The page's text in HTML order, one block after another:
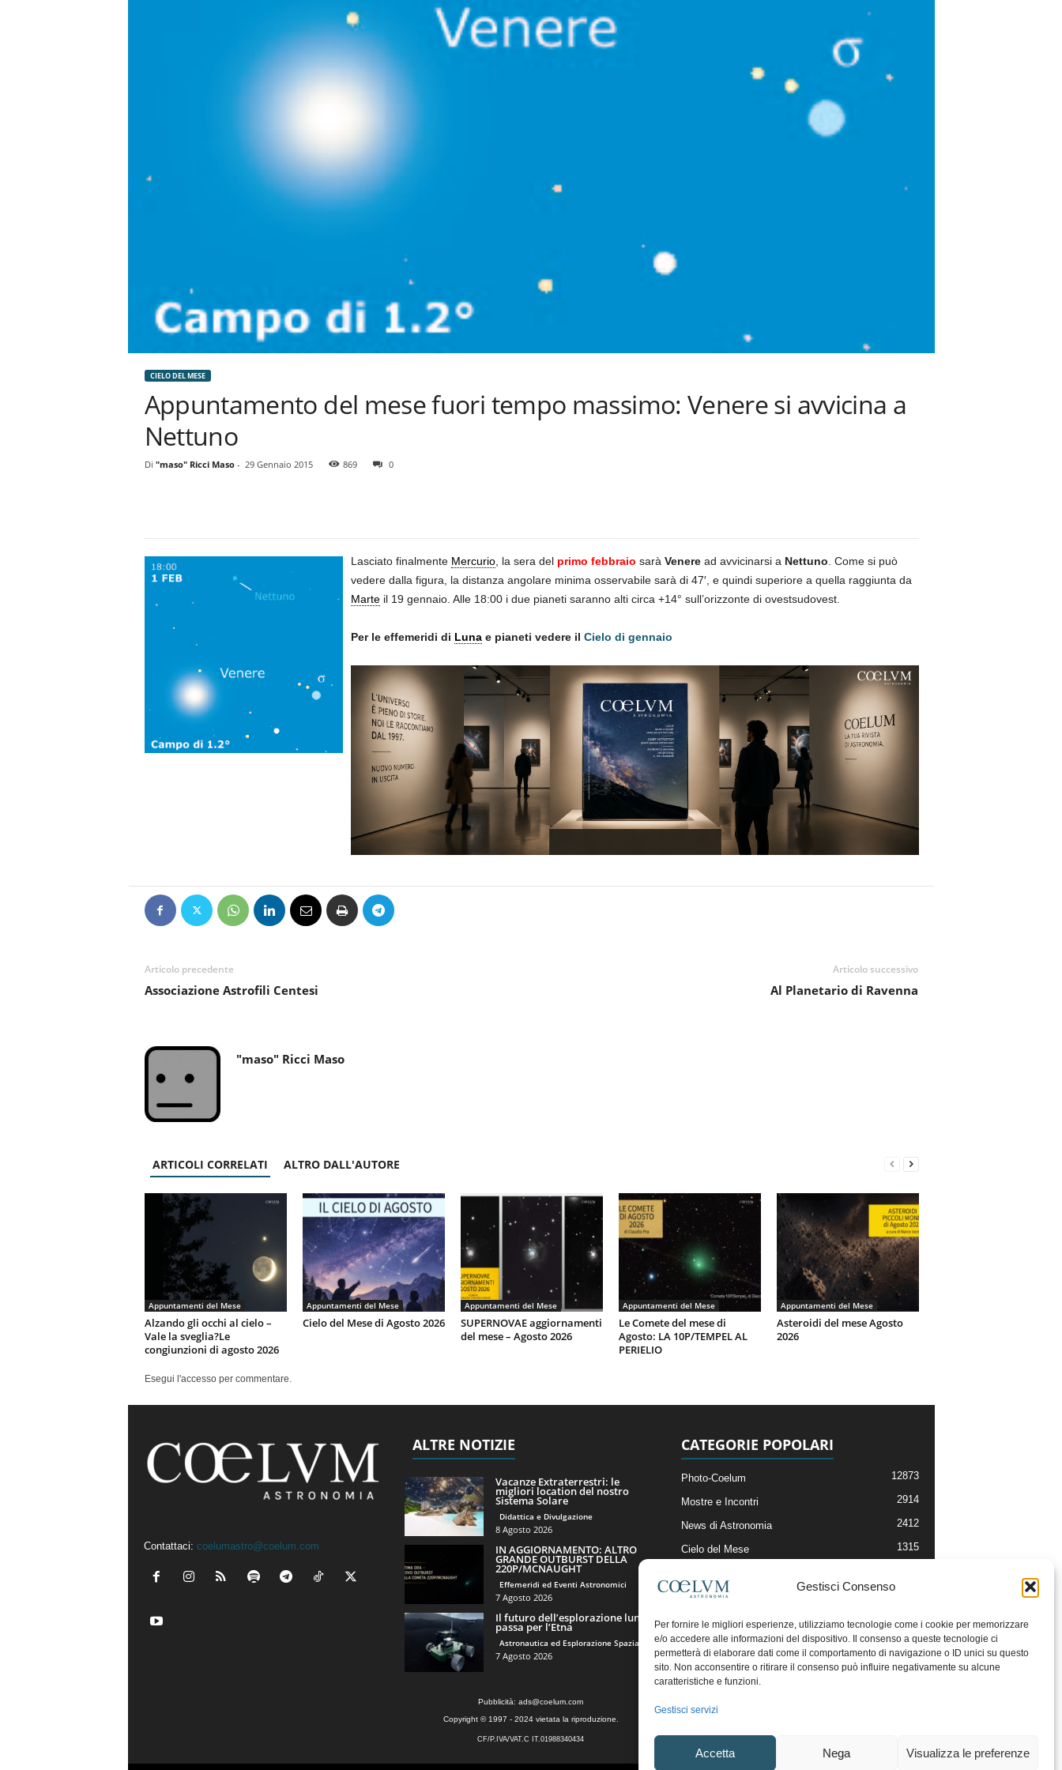
Gestisci Consenso
Per fornire le migliori esperienze, utilizziamo tecnologie come i cookie per memorizzare
e/o accedere alle informazioni del dispositivo. Il consenso a queste tecnologie ci
permetterà di elaborare dati come il comportamento di navigazione o ID unici su questo
sito. Non acconsentire o ritirare il consenso può influire negativamente su alcune
caratteristiche e funzioni.
Gestisci servizi
Accetta Nega Visualizza le preferenze
CIELO DEL MESE
Appuntamento del mese fuori tempo massimo: Venere si avvicina a
Nettuno
Di "maso" Ricci Maso- 29 Gennaio 2015 869 0
Lasciato finalmente Mercurio, la sera del primo febbraio sarà Veneread avvicinarsi a Nettuno. Come si può
vedere dalla figura, la distanza angolare minima osservabile sarà di 47′, e quindi superiore a quella raggiunta da
Marteil 19 gennaio. Alle 18:00 i due pianeti saranno alti circa +14° sull’orizzonte di ovestsudovest.
Per le effemeridi di Lunae pianeti vedere il Cielo di gennaio
Articolo precedente
Associazione Astrofili Centesi
Articolo successivo
Al Planetario di Ravenna
"maso" Ricci Maso
ARTICOLI CORRELATI ALTRO DALL'AUTORE
Appuntamenti del Mese
Alzando gli occhi al cielo –
Vale la sveglia?Le
congiunzioni di agosto 2026
Appuntamenti del Mese
Cielo del Mese di Agosto 2026
Appuntamenti del Mese
SUPERNOVAE aggiornamenti
del mese – Agosto 2026
Appuntamenti del Mese
Le Comete del mese di
Agosto: LA 10P/TEMPEL AL
PERIELIO
Appuntamenti del Mese
Asteroidi del mese Agosto
2026
Esegui l'accesso per commentare.
Contattaci: coelumastro@coelum.com
ALTRE NOTIZIE
Vacanze Extraterrestri: le
migliori location del nostro
Sistema Solare
Didattica e Divulgazione
8 Agosto 2026
IN AGGIORNAMENTO: ALTRO
GRANDE OUTBURST DELLA
220P/MCNAUGHT
Effemeridi ed Eventi Astronomici
7 Agosto 2026
Il futuro dell’esplorazione lunare
passa per l’Etna
Astronautica ed Esplorazione Spaziale
7 Agosto 2026
CATEGORIE POPOLARI
Photo-Coelum 12873
Mostre e Incontri 2914
News di Astronomia 2412
Cielo del Mese 1315
Articoli e Risorse On-Line
Il Blog della Redazione
Pubblicità: ads@coelum.com
Copyright © 1997 - 2024 vietata la riproduzione.
CF/P.IVA/VAT.C IT.01988340434